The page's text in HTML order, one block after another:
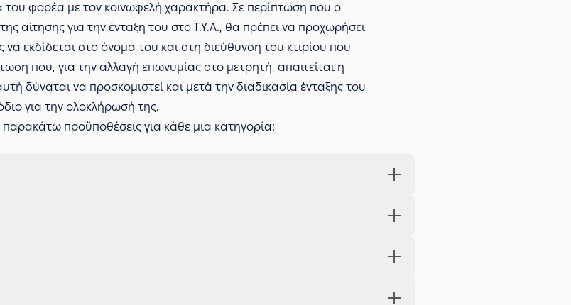
του φορέα με τον κοινωφελή χαρακτήρα. Σε περίπτωση που ο
αίτησης για την ένταξη του στο Τ.Υ.Α., θα πρέπει να προχωρήσει
εκδίδεται στο όνομα του και στη διεύθυνση του κτιρίου που
που, για την αλλαγή επωνυμίας στο μετρητή, απαιτείται η
δύναται να προσκομιστεί και μετά την διαδικασία ένταξης του
για την ολοκλήρωσή της.
παρακάτω προϋποθέσεις για κάθε μια κατηγορία: